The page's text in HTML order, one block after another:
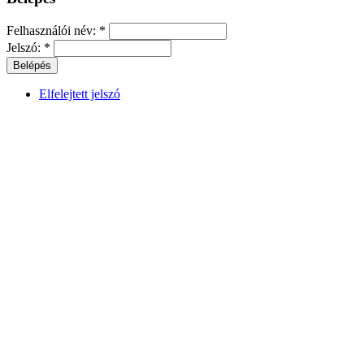
Felhasználói név: *
Jelszó: *
Elfelejtett jelszó